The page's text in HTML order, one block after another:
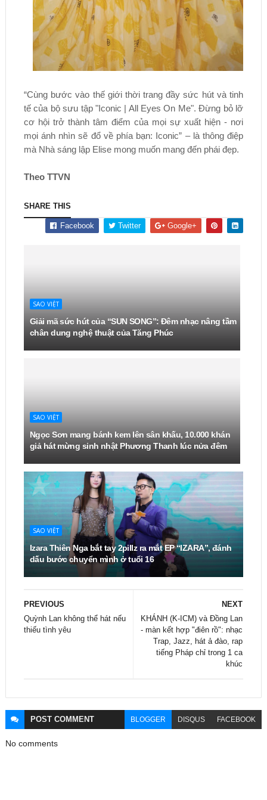
“Cùng bước vào thế giới thời trang đầy sức hút và tinh
tế của bộ sưu tập "Iconic | All Eyes On Me". Đừng bỏ lỡ
cơ hội trở thành tâm điểm của mọi sự xuất hiện - nơi
mọi ánh nhìn sẽ đổ về phía bạn: Iconic” – là thông điệp
mà Nhà sáng lập Elise mong muốn mang đến phái đẹp.
Theo TTVN
SHARE THIS
Facebook Twitter Google+
SAO VIỆT
Giải mã sức hút của “SUN SONG”: Đêm nhạc nâng tầm
chân dung nghệ thuật của Tăng Phúc
SAO VIỆT
Ngọc Sơn mang bánh kem lên sân khấu, 10.000 khán
giả hát mừng sinh nhật Phương Thanh lúc nửa đêm
SAO VIỆT
Izara Thiên Nga bắt tay 2pillz ra mắt EP “IZARA”, đánh
dấu bước chuyển mình ở tuổi 16
NEXT
KHÁNH (K-ICM) và Đồng Lan
- màn kết hợp "điên rồ": nhạc
Trap, Jazz, hát ả đào, rap
tiếng Pháp chỉ trong 1 ca
khúc
PREVIOUS
Quỳnh Lan không thể hát nếu
thiếu tình yêu
POST COMMENT BLOGGER DISQUS FACEBOOK
No comments